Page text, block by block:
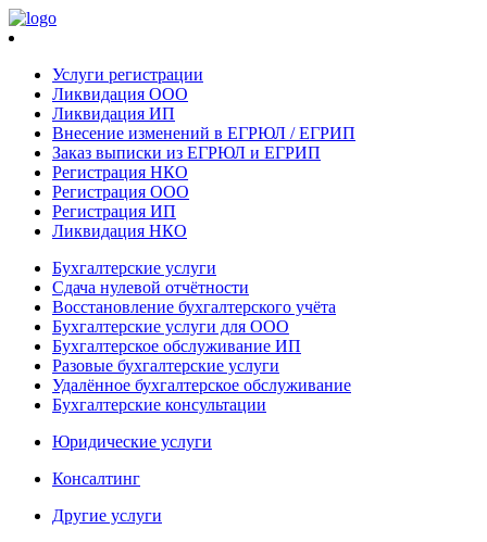
Услуги регистрации
Ликвидация ООО
Ликвидация ИП
Внесение изменений в ЕГРЮЛ / ЕГРИП
Заказ выписки из ЕГРЮЛ и ЕГРИП
Регистрация НКО
Регистрация ООО
Регистрация ИП
Ликвидация НКО
Бухгалтерские услуги
Сдача нулевой отчётности
Восстановление бухгалтерского учёта
Бухгалтерские услуги для ООО
Бухгалтерское обслуживание ИП
Разовые бухгалтерские услуги
Удалённое бухгалтерское обслуживание
Бухгалтерские консультации
Юридические услуги
Консалтинг
Другие услуги